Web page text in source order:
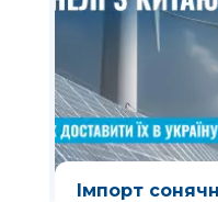
Імпорт